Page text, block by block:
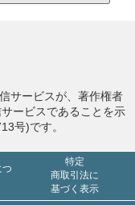
サービスが、著作権者
ービスであることを示
号)です。
特定
商取引法に
基づく表示